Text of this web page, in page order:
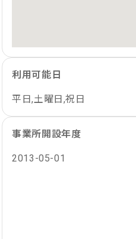
利用可能日
平日,土曜日,祝日
事業所開設年度
2013-05-01